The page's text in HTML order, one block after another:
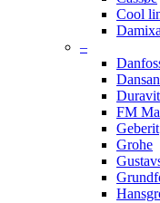
Cool
Damixa
–
Duravit
FM
Geberit
Grohe